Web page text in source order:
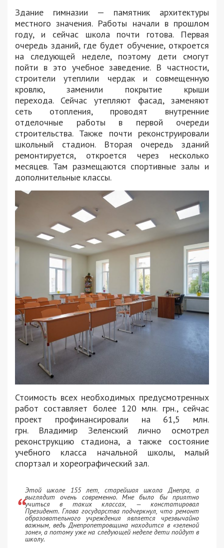
Здание гимназии — памятник архитектуры
местного значения. Работы начали в прошлом
году, и сейчас школа почти готова. Первая
очередь зданий, где будет обучение, откроется
на следующей неделе, поэтому дети смогут
пойти в это учебное заведение. В частности,
строители утеплили чердак и совмещенную
кровлю, заменили покрытие крыши
перехода. Сейчас утепляют фасад, заменяют
сеть отопления, проводят внутренние
отделочные работы в первой очереди
строительства. Также почти реконструировали
школьный стадион. Вторая очередь зданий
ремонтируется, откроется через несколько
месяцев. Там размещаются спортивные залы и
дополнительные классы.
Стоимость всех необходимых предусмотренных
работ составляет более 120 млн. грн., сейчас
проект профинансировали на 61,5 млн.
грн. Владимир Зеленский лично осмотрел
реконструкцию стадиона, а также состояние
учебного класса начальной школы, малый
спортзал и хореографический зал.
Этой школе 155 лет, старейшая школа Днепра, а
выглядит очень современно. Мне было бы приятно
учиться в таких классах, — констатировал
Президент. Глава государства подчеркнул, что ремонт
образовательного учреждения является чрезвычайно
важным, ведь Днепропетровщина находится в «зеленой
зоне», а потому уже на следующей неделе дети пойдут в
школу.